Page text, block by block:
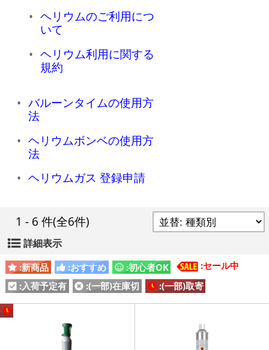
ヘリウムのご利用につ
いて
ヘリウム利用に関する
規約
バルーンタイムの使用方
法
ヘリウムボンベの使用方
法
ヘリウムガス 登録申請
1 - 6 件(全6件)
詳細表示
:新商品 :おすすめ :初心者OK
:セール中
:入荷予定有
:(一部)在庫切 :(一部)取寄